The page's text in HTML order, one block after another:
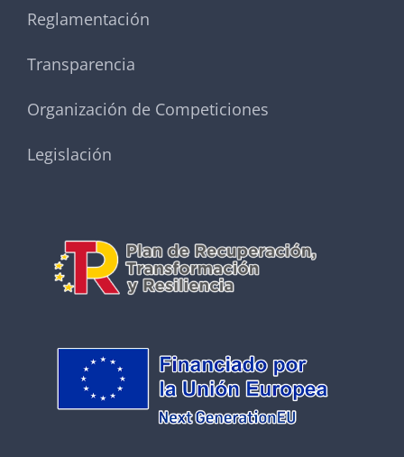
Reglamentación
Transparencia
Organización de Competiciones
Legislación